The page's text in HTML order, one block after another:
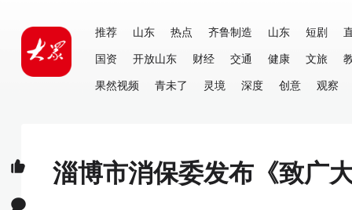
推荐 山东 热点 齐鲁制造 山东 短剧
国资
开放山东 财经 交通 健康 文旅
果然视频
青未了 灵境 深度 创意 观察
淄博市消保委发布《致广